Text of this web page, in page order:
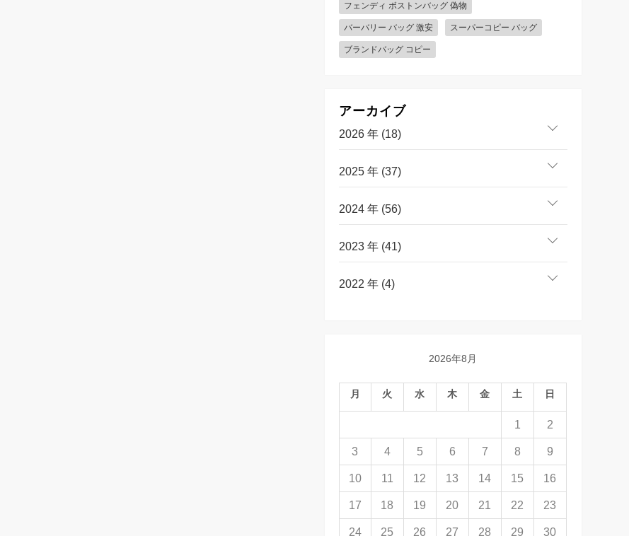
フェンディ ボストンバッグ 偽物
バーバリー バッグ 激安 スーパーコピー バッグ
ブランドバッグ コピー
アーカイブ
2026 年 (18)
2025 年 (37)
2024 年 (56)
2023 年 (41)
2022 年 (4)
2026年8月
月 火 水 木 金 土 日
1 2
3 4 5 6 7 8 9
10 11 12 13 14 15 16
17 18 19 20 21 22 23
24 25 26 27 28 29 30